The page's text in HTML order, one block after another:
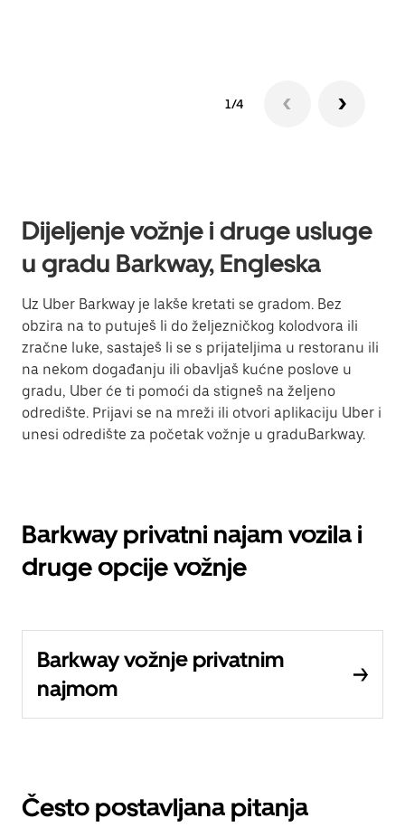
1/4
Dijeljenje vožnje i druge usluge
u gradu Barkway, Engleska
Uz Uber Barkway je lakše kretati se gradom. Bez
obzira na to putuješ li do željezničkog kolodvora ili
zračne luke, sastaješ li se s prijateljima u restoranu ili
na nekom događanju ili obavljaš kućne poslove u
gradu, Uber će ti pomoći da stigneš na željeno
odredište. Prijavi se na mreži ili otvori aplikaciju Uber i
unesi odredište za početak vožnje u graduBarkway.
Barkway privatni najam vozila i
druge opcije vožnje
Barkway vožnje privatnim
najmom
Često postavljana pitanja